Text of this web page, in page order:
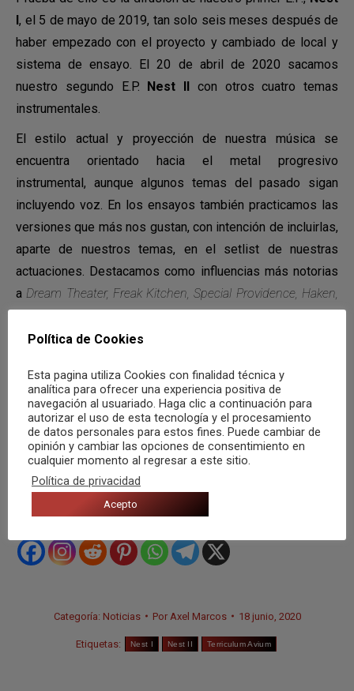
I, el 5 de mayo de 2019, tan solo seis meses después de
haber empezado con el proyecto y cambiado de local y
sistema de ensayo. El 20 de abril de 2020 sacamos
nuestro segundo E.P. Nest II con otros cuatro temas
instrumentales.
El estilo actual y proyección de nuestra música se
encuentra orientado hacia el metal progresivo
instrumental, aunque algunos temas del pasado sigan
incluyendo voz. En los ensayos también practicamos las
versiones que más nos gustan, con intención de incluirlas,
aparte de nuestros temas, en el setlist de nuestras
actuaciones. Destacamos como influencias más notorias
aDream Theater, Freak Kitchen, Special Providence, Haken,
Meshuggah, Judas Priest, Kiss, Pink Floyd, Led Zeppelin,
MIEMBROS DEL GRUPO
Charly Aragoneses:guitarra, programación batería.
David García:
guitarra, programación batería.
David Aragoneses:bajo, voz.
Categoría: Noticias Por Axel Marcos 18 junio, 2020
Etiquetas: Nest I Nest II Terriculum Avium
Política de Cookies
Esta pagina utiliza Cookies con finalidad técnica y
analítica para ofrecer una experiencia positiva de
navegación al usuariado. Haga clic a continuación para
autorizar el uso de esta tecnología y el procesamiento
de datos personales para estos fines. Puede cambiar de
opinión y cambiar las opciones de consentimiento en
cualquier momento al regresar a este sitio.
Política de privacidad
Acepto